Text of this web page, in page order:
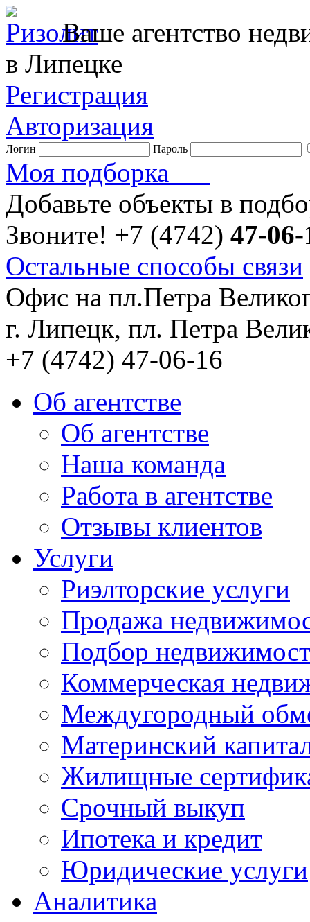
Ваше агентство
в Липецке
Регистрация
Авторизация
Логин Пароль
Моя подборка
Добавьте объекты в
Звоните! +7 (4742) 47-06-
Остальные способы связи
Офис на пл.Петра
г. Липецк, пл. Петра
+7 (4742) 47-06-16
Об агентстве
Об агентстве
Наша команда
Работа в агентстве
Отзывы клиентов
Услуги
Риэлторские услуги
Продажа
Подбор
Коммерческая
Междугородный
Материнский
Жилищные
Срочный выкуп
Ипотека и кредит
Юридические услуги
Аналитика